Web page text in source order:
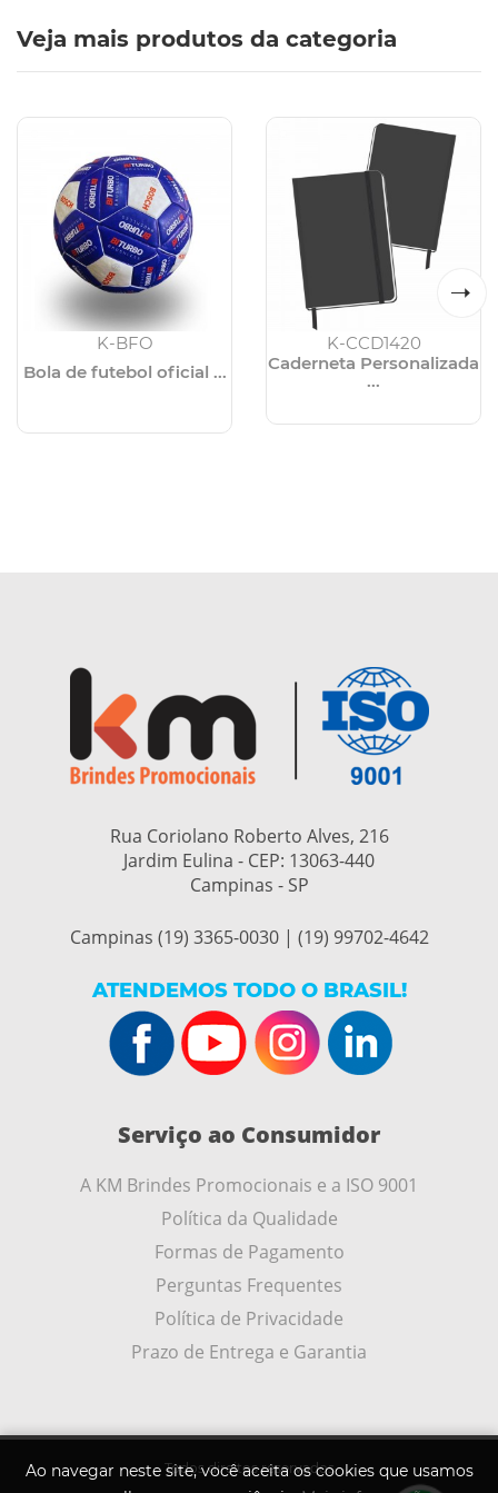
Veja mais produtos da categoria
K-BFO
Bola de futebol oficial ...
K-CCD1420
Caderneta Personalizada
...
Ao navegar neste site, você aceita os cookies que usamos
Rua Coriolano Roberto Alves, 216
Jardim Eulina - CEP: 13063-440
Campinas - SP
Campinas (19) 3365-0030 | (19) 99702-4642
ATENDEMOS TODO O BRASIL!
Serviço ao Consumidor
A KM Brindes Promocionais e a ISO 9001
Política da Qualidade
Formas de Pagamento
Perguntas Frequentes
Política de Privacidade
Prazo de Entrega e Garantia
Todos direitos reservados